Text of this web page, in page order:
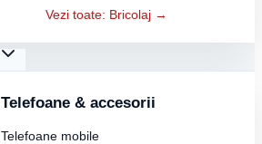
Vezi toate: Bricolaj →
Telefoane & accesorii
Telefoane mobile